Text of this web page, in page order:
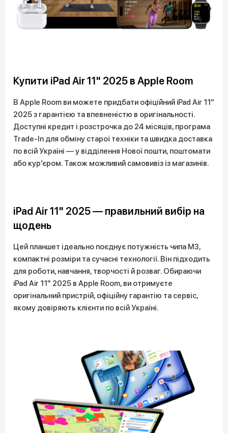
Купити iPad Air 11" 2025 в Apple Room
В Apple Room ви можете придбати офіційний iPad Air 11"
2025 з гарантією та впевненістю в оригінальності.
Доступні кредит і розстрочка до 24 місяців, програма
Trade-In для обміну старої техніки та швидка доставка
по всій Україні — у відділення Нової пошти, поштомати
або кур’єром. Також можливий самовивіз із магазинів.
iPad Air 11" 2025 — правильний вибір на
щодень
Цей планшет ідеально поєднує потужність чипа M3,
компактні розміри та сучасні технології. Він підходить
для роботи, навчання, творчості й розваг. Обираючи
iPad Air 11" 2025 в Apple Room, ви отримуєте
оригінальний пристрій, офіційну гарантію та сервіс,
якому довіряють клієнти по всій Україні.